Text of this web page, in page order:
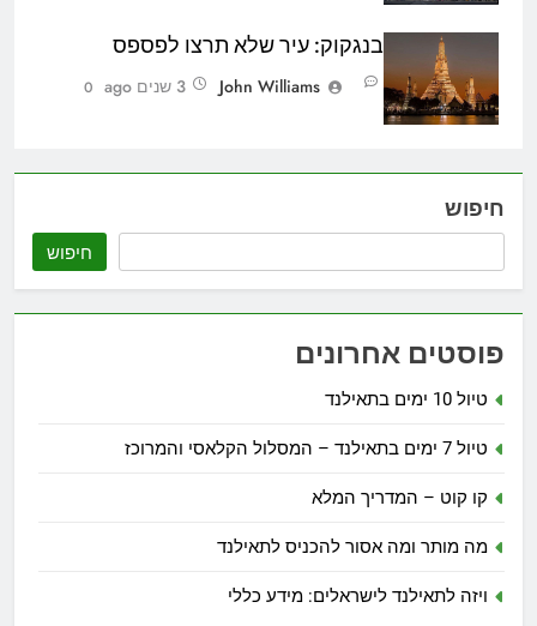
בנגקוק: עיר שלא תרצו לפספס
John Williams
3 שנים ago 0
חיפוש
חיפוש
פוסטים אחרונים
טיול 10 ימים בתאילנד
טיול 7 ימים בתאילנד – המסלול הקלאסי והמרוכז
קו קוט – המדריך המלא
מה מותר ומה אסור להכניס לתאילנד
ויזה לתאילנד לישראלים: מידע כללי